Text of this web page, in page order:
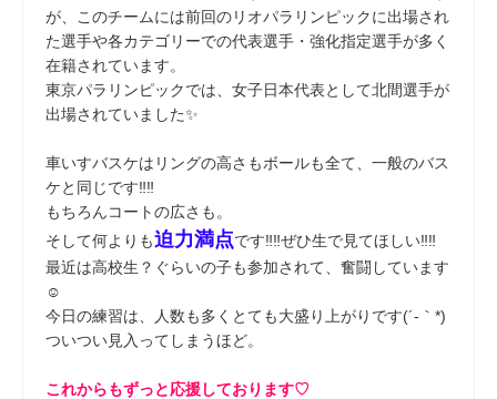
が、このチームには前回のリオパラリンピックに出場され
た選手や各カテゴリーでの代表選手・強化指定選手が多く
在籍されています。
東京パラリンピックでは、女子日本代表として北間選手が
出場されていました✨
車いすバスケはリングの高さもボールも全て、一般のバス
ケと同じです‼‼
もちろんコートの広さも。
そして何よりも迫力満点です‼‼ぜひ生で見てほしい‼‼
最近は高校生？ぐらいの子も参加されて、奮闘しています
☺
今日の練習は、人数も多くとても大盛り上がりです(´-｀*)
ついつい見入ってしまうほど。
これからもずっと応援しております♡